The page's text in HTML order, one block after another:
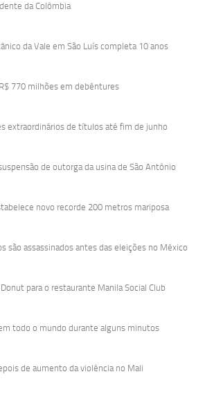
da Colômbia
da Vale em São Luís completa 10 anos
770 milhões em debêntures
extraordinários de títulos até fim de junho
de outorga da usina de São Antônio
novo recorde 200 metros mariposa
são assassinados antes das eleições no México
para o restaurante Manila Social Club
todo o mundo durante alguns minutos
de aumento da violência no Mali